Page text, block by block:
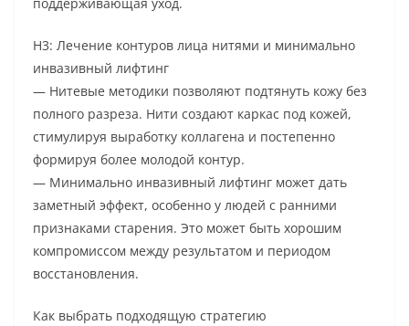
H3: Лечение контуров лица нитями и минимально
инвазивный лифтинг
— Нитевые методики позволяют подтянуть кожу без
полного разреза. Нити создают каркас под кожей,
стимулируя выработку коллагена и постепенно
формируя более молодой контур.
— Минимально инвазивный лифтинг может дать
заметный эффект, особенно у людей с ранними
признаками старения. Это может быть хорошим
компромиссом между результатом и периодом
восстановления.
Как выбрать подходящую стратегию